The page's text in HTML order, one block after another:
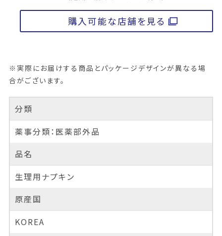
購入可能な店舗を見る
※実際にお届けする商品とパッケージデザインが異なる場
合がございます。
分類
薬事分類：医薬部外品
品名
生理用ナプキン
原産国
KOREA